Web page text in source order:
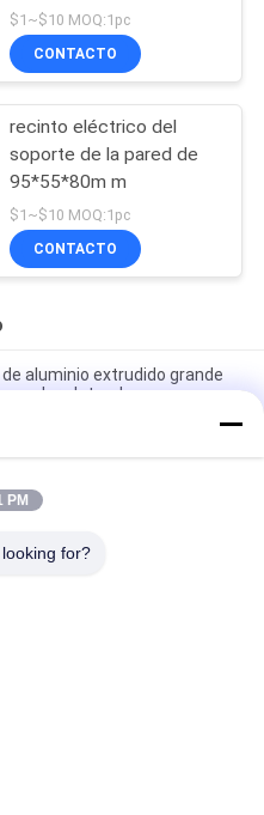
recinto
$1~$10 MOQ:1pc
CONTACTO
recinto eléctrico del
soporte de la pared de
95*55*80m m
$1~$10 MOQ:1pc
CONTACTO
aluminio extrudido grande
color plateado negro
anodizado negro de
pared con brida
Revestimiento de
PM
for?